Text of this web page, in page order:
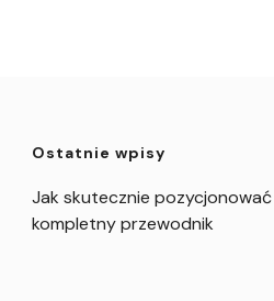
Ostatnie wpisy
Jak skutecznie
kompletny przewodnik